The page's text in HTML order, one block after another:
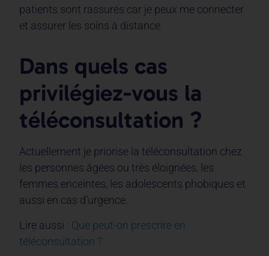
patients sont rassurés car je peux me connecter
et assurer les soins à distance.
Dans quels cas
privilégiez-vous la
téléconsultation ?
Actuellement je priorise la téléconsultation chez
les personnes âgées ou très éloignées, les
femmes enceintes, les adolescents phobiques et
aussi en cas d’urgence.
Lire aussi : Que peut-on prescrire en
téléconsultation ?